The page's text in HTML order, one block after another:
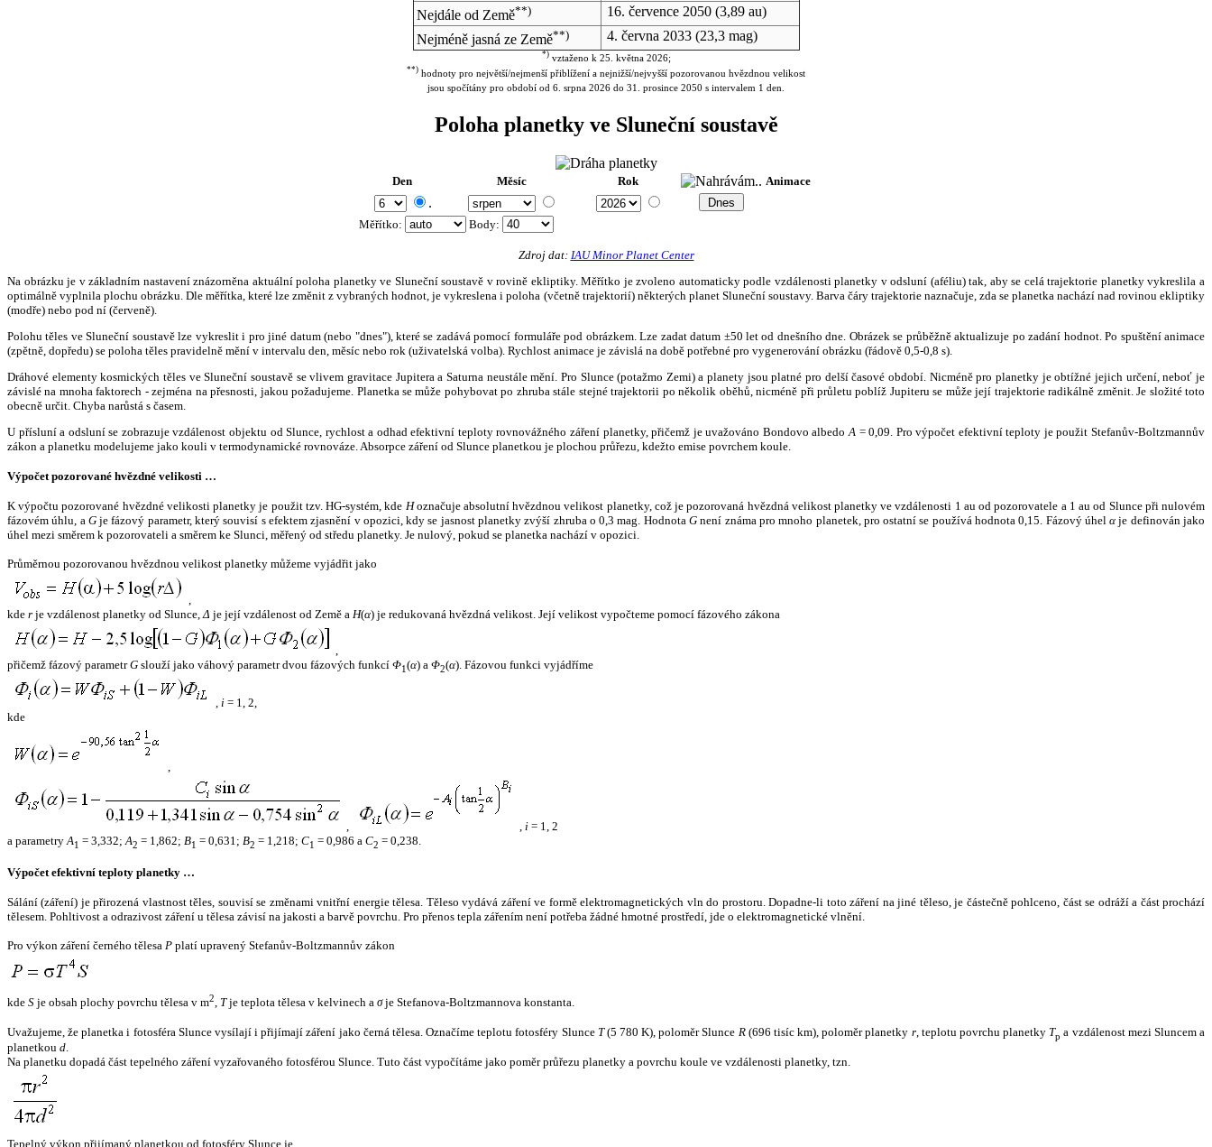
Nejdále od Země**) 16. července 2050(3,89 au)
Nejméně jasná ze Země**) 4. června 2033(23,3 mag)
*)vztaženo k 25. května 2026;
**) hodnoty pro největší/nejmenší přiblížení a nejnižší/nejvyšší pozorovanou hvězdnou velikost
jsou spočítány pro období od 6. srpna 2026 do 31. prosince 2050 s intervalem 1 den.
Poloha planetky ve Sluneční soustavě
Den Měsíc Rok Animace
.
Měřítko: Body:
Zdroj dat: IAU Minor Planet Center
Na obrázku je v základním nastavení znázorněna aktuální poloha planetky ve Sluneční soustavě v rovině ekliptiky. Měřítko je zvoleno automaticky podle vzdálenosti planetky v odsluní (aféliu) tak, aby se celá trajektorie planetky vykreslila a
optimálně vyplnila plochu obrázku. Dle měřítka, které lze změnit z vybraných hodnot, je vykreslena i poloha (včetně trajektorií) některých planet Sluneční soustavy. Barva čáry trajektorie naznačuje, zda se planetka nachází nad rovinou ekliptiky
(modře) nebo pod ní (červeně).
Polohu těles ve Sluneční soustavě lze vykreslit i pro jiné datum (nebo "dnes"), které se zadává pomocí formuláře pod obrázkem. Lze zadat datum ±50 let od dnešního dne. Obrázek se průběžně aktualizuje po zadání hodnot. Po spuštění animace
(zpětně, dopředu) se poloha těles pravidelně mění v intervalu den, měsíc nebo rok (uživatelská volba). Rychlost animace je závislá na době potřebné pro vygenerování obrázku (řádově 0,5-0,8 s).
Dráhové elementy kosmických těles ve Sluneční soustavě se vlivem gravitace Jupitera a Saturna neustále mění. Pro Slunce (potažmo Zemi) a planety jsou platné pro delší časové období. Nicméně pro planetky je obtížné jejich určení, neboť je
závislé na mnoha faktorech - zejména na přesnosti, jakou požadujeme. Planetka se může pohybovat po zhruba stále stejné trajektorii po několik oběhů, nicméně při průletu poblíž Jupiteru se může její trajektorie radikálně změnit. Je složité toto
obecně určit. Chyba narůstá s časem.
U přísluní a odsluní se zobrazuje vzdálenost objektu od Slunce, rychlost a odhad efektivní teploty rovnovážného záření planetky, přičemž je uvažováno Bondovo albedo A = 0,09. Pro výpočet efektivní teploty je použit Stefanův-Boltzmannův
zákon a planetku modelujeme jako kouli v termodynamické rovnováze. Absorpce záření od Slunce planetkou je plochou průřezu, kdežto emise povrchem koule.
Výpočet pozorované hvězdné velikosti …
K výpočtu pozorované hvězdné velikosti planetky je použit tzv. HG-systém, kde Hoznačuje absolutní hvězdnou velikost planetky, což je pozorovaná hvězdná velikost planetky ve vzdálenosti 1 au od pozorovatele a 1 au od Slunce při nulovém
fázovém úhlu, a Gje fázový parametr, který souvisí s efektem zjasnění v opozici, kdy se jasnost planetky zvýší zhruba o 0,3 mag. HodnotaG není známa pro mnoho planetek, pro ostatní se používá hodnota 0,15. Fázový úhelα je definován jako
úhel mezi směrem k pozorovateli a směrem ke Slunci, měřený od středu planetky. Je nulový, pokud se planetka nachází v opozici.
Průměrnou pozorovanou hvězdnou velikost planetky můžeme vyjádřit jako
,
kde r je vzdálenost planetky od Slunce,Δ je její vzdálenost od Země a H(α) je redukovaná hvězdná velikost. Její velikost vypočteme pomocí fázového zákona
,
přičemž fázový parametrG slouží jako váhový parametr dvou fázových funkcí Φ1(α) a Φ2(α). Fázovou funkci vyjádříme
, i = 1, 2,
kde
,
, , i = 1, 2
a parametryA1 = 3,332;A2 = 1,862; B1 = 0,631; B2 = 1,218; C1 = 0,986 a C2 = 0,238.
Výpočet efektivní teploty planetky …
Sálání (záření) je přirozená vlastnost těles, souvisí se změnami vnitřní energie tělesa. Těleso vydává záření ve formě elektromagnetických vln do prostoru. Dopadne-li toto záření na jiné těleso, je částečně pohlceno, část se odráží a část prochází
tělesem. Pohltivost a odrazivost záření u tělesa závisí na jakosti a barvě povrchu. Pro přenos tepla zářením není potřeba žádné hmotné prostředí, jde o elektromagnetické vlnění.
Pro výkon záření černého tělesa P platí upravený Stefanův-Boltzmannův zákon
kde S je obsah plochy povrchu tělesa v m2, Tje teplota tělesa v kelvinech a σje Stefanova-Boltzmannova konstanta.
Uvažujeme, že planetka i fotosféra Slunce vysílají i přijímají záření jako černá tělesa. Označíme teplotu fotosféry Slunce T(5 780 K), poloměr Slunce R(696 tisíc km), poloměr planetky r, teplotu povrchu planetky Tp a vzdálenost mezi Sluncem a
planetkou d.
Na planetku dopadá část tepelného záření vyzařovaného fotosférou Slunce. Tuto část vypočítáme jako poměr průřezu planetky a povrchu koule ve vzdálenosti planetky, tzn.
Tepelný výkon přijímaný planetkou od fotosféry Slunce je